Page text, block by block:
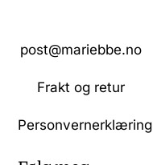
post@mariebbe.no
Frakt og retur
Personvernerklæring